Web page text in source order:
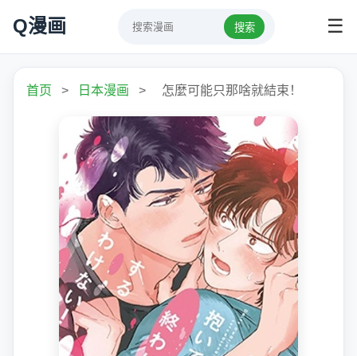
Q漫画 搜索 ☰
首页 > 日本漫画 > 怎麼可能只那啥就結束！